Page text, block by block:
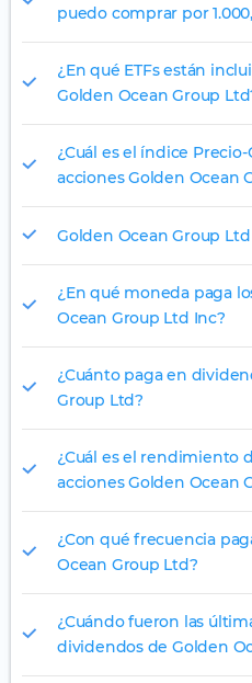
puedo comprar por
¿En qué ETFs están
Golden Ocean Group
¿Cuál es el índice Precio-
acciones Golden Ocean
Golden Ocean Group
¿En qué moneda paga
Ocean Group Ltd Inc?
¿Cuánto paga en
Group Ltd?
¿Cuál es el rendimiento
acciones Golden Ocean
¿Con qué frecuencia
Ocean Group Ltd?
¿Cuándo fueron las
dividendos de Golden